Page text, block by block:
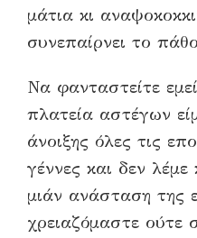
μάτια κι
συνεπαίρνει το
Να φανταστείτε
πλατεία αστέγων
άνοιξης όλες τις
γέννες και δεν
μιάν ανάσταση της
χρειαζόμαστε ούτε